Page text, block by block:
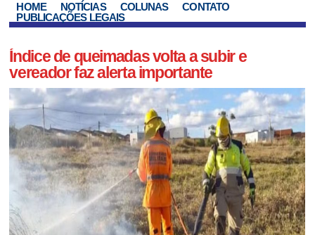
HOME NOTÍCIAS COLUNAS
CONTATO
PUBLICAÇÕES LEGAIS
Índice de queimadas volta a subir e
vereador faz alerta importante